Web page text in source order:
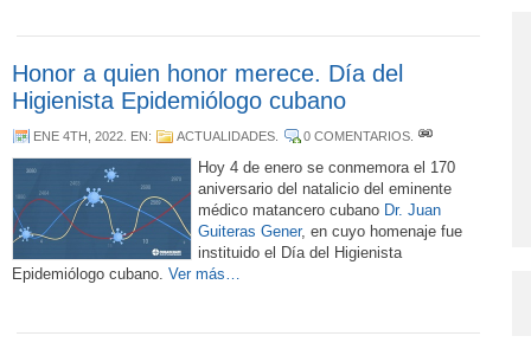
Honor a quien honor merece. Día del
Higienista Epidemiólogo cubano
ENE 4TH, 2022 . EN: ACTUALIDADES 0 COMENTARIOS
Hoy 4 de enero se conmemora el 170
aniversario del natalicio del eminente
médico matancero cubano Dr. Juan
Guiteras Gener, en cuyo homenaje fue
instituido el Día del Higienista
Epidemiólogo cubano. Ver más…